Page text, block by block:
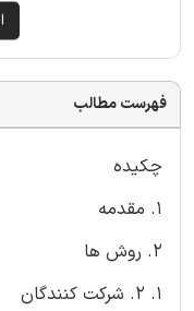
فهرست مطالب
چکیده
1. مقدمه
2. روش ها
1. 2. شرکت کنندگان